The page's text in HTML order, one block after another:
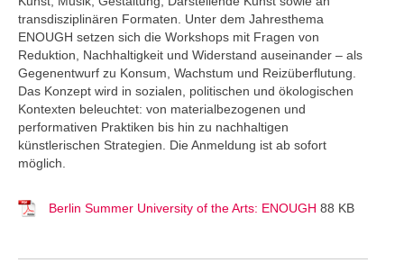
transdisziplinären Formaten. Unter dem Jahresthema
ENOUGH setzen sich die Workshops mit Fragen von
Reduktion, Nachhaltigkeit und Widerstand auseinander – als
Gegenentwurf zu Konsum, Wachstum und Reizüberflutung.
Das Konzept wird in sozialen, politischen und ökologischen
Kontexten beleuchtet: von materialbezogenen und
performativen Praktiken bis hin zu nachhaltigen
künstlerischen Strategien. Die Anmeldung ist ab sofort
möglich.
Berlin Summer University of the Arts: ENOUGH 88 KB